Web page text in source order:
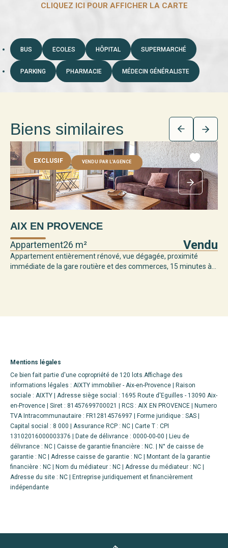
BUS ECOLES HÔPITAL SUPERMARCHÉ
PARKING PHARMACIE MÉDECIN GÉNÉRALISTE
Biens similaires
EXCLUSIF VENDU PAR L'AGENCE
AIX EN PROVENCE
Appartement26 m² Vendu
Appartement entièrement rénové, vue dégagée, proximité
immédiate de la gare routière et des commerces, 15 minutes à...
Mentions légales
Ce bien fait partie d'une copropriété de 120 lots.Affichage des
informations légales : AIXTY immobilier - Aix-en-Provence | Raison
sociale : AIXTY | Adresse siège social : 1695 Route d'Eguilles - 13090 Aix-
en-Provence | Siret : 81457699700021 | RCS : AIX EN PROVENCE | Numero
TVA Intracommunautaire : FR12814576997 | Forme juridique : SAS |
Capital social : 8 000 | Assurance RCP : NC | Carte T : CPI
13102016000003376 | Date de délivrance : 0000-00-00 | Lieu de
délivrance : NC | Caisse de garantie financière : NC. | N° de caisse de
garantie : NC | Adresse caisse de garantie : NC | Montant de la garantie
financière : NC | Nom du médiateur : NC | Adresse du médiateur : NC |
Adresse du site : NC |
Entreprise juridiquement et financièrement
indépendante